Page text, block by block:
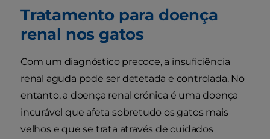
Tratamento para doença
renal nos gatos
Com um diagnóstico precoce, a insuficiência
renal aguda pode ser detetada e controlada. No
entanto, a doença renal crónica é uma doença
incurável que afeta sobretudo os gatos mais
velhos e que se trata através de cuidados